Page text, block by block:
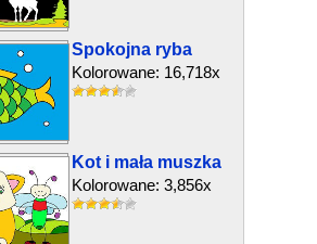
Spokojna ryba
Kolorowane: 16,718x
Kot i mała muszka
Kolorowane: 3,856x